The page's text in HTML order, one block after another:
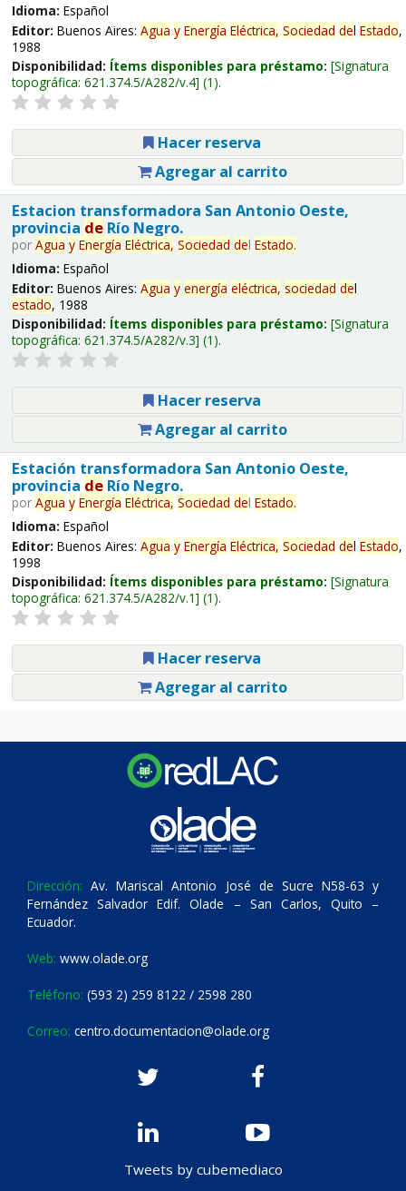
Idioma: Español
Editor: Buenos Aires: Agua y Energía Eléctrica, Sociedad del Estado,
1988
Disponibilidad: Ítems disponibles para préstamo: Signatura
topográfica: 621.374.5/A282/v.4 (1).
Hacer reserva
Agregar al carrito
Estacion transformadora San Antonio Oeste,
provincia deRío Negro.
por Agua y Energía Eléctrica, Sociedad del Estado.
Idioma: Español
Editor: Buenos Aires: Agua y energía eléctrica, sociedad del
estado, 1988
Disponibilidad: Ítems disponibles para préstamo: Signatura
topográfica: 621.374.5/A282/v.3 (1).
Hacer reserva
Agregar al carrito
Estación transformadora San Antonio Oeste,
provincia deRío Negro.
por Agua y Energía Eléctrica, Sociedad del Estado.
Idioma: Español
Editor: Buenos Aires: Agua y Energía Eléctrica, Sociedad del Estado,
1998
Disponibilidad: Ítems disponibles para préstamo: Signatura
topográfica: 621.374.5/A282/v.1 (1).
Hacer reserva
Agregar al carrito
Dirección: Av. Mariscal Antonio José de Sucre N58-63 y
Fernández Salvador Edif. Olade – San Carlos, Quito –
Ecuador.
Web: www.olade.org
Teléfono: (593 2) 259 8122 / 2598 280
Correo: centro.documentacion@olade.org
Tweets by cubemediaco